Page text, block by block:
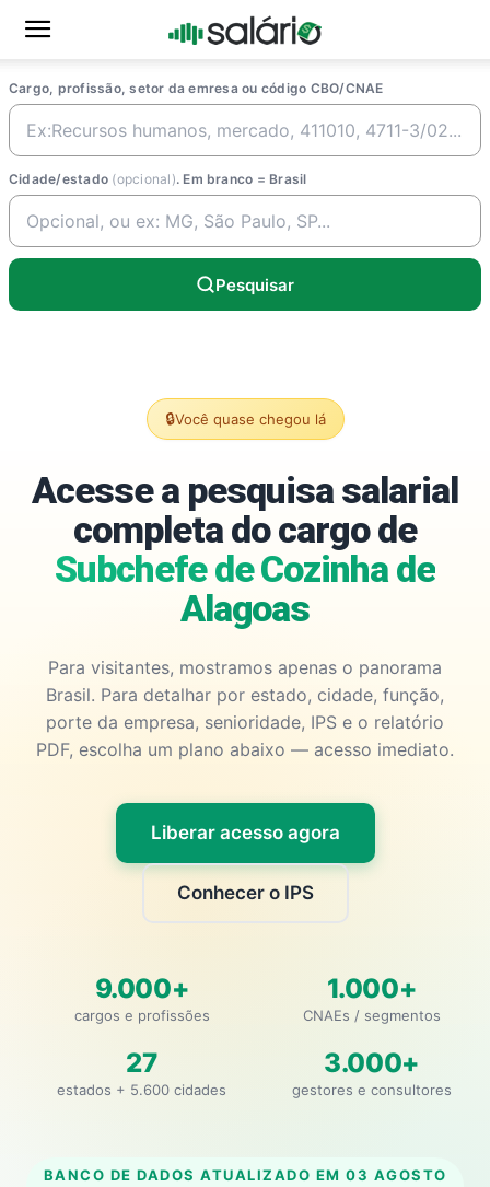
Cargo, profissão, setor da emresa ou código CBO/CNAE
Cidade/estado (opcional). Em branco = Brasil
Pesquisar
🔒Você quase chegou lá
Acesse a pesquisa salarial
completa do cargo de
Subchefe de Cozinha de
Alagoas
Para visitantes, mostramos apenas o panorama
Brasil. Para detalhar por estado, cidade, função,
porte da empresa, senioridade, IPS e o relatório
PDF, escolha um plano abaixo — acesso imediato.
Liberar acesso agora
Conhecer o IPS
9.000+
cargos e profissões
1.000+
CNAEs / segmentos
27
estados + 5.600 cidades
3.000+
gestores e consultores
BANCO DE DADOS ATUALIZADO EM 03 AGOSTO